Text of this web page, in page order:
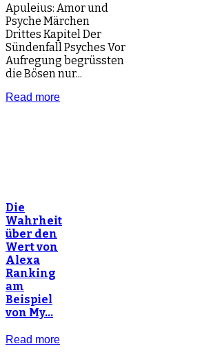
Apuleius: Amor und
Psyche Märchen
Drittes Kapitel Der
Sündenfall Psyches Vor
Aufregung begrüssten
die Bösen nur...
Read more
Die
Wahrheit
über den
Wert von
Alexa
Ranking
am
Beispiel
von My…
Read more